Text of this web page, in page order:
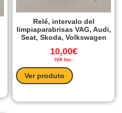
Relé, intervalo del
limpiaparabrisas VAG, Audi,
Seat, Skoda, Volkswagen
10,00€
IVA Inc.
Ver produto